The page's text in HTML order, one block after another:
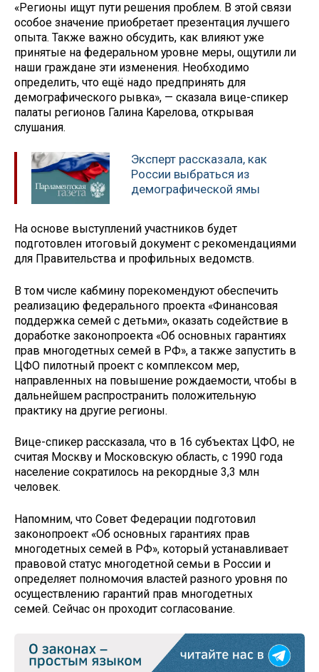
«Регионы ищут пути решения проблем. В этой связи
особое значение приобретает презентация лучшего
опыта. Также важно обсудить, как влияют уже
принятые на федеральном уровне меры, ощутили ли
наши граждане эти изменения. Необходимо
определить, что ещё надо предпринять для
демографического рывка», — сказала вице-спикер
палаты регионов Галина Карелова, открывая
слушания.
Эксперт рассказала, как
России выбраться из
демографической ямы
На основе выступлений участников будет
подготовлен итоговый документ с рекомендациями
для Правительства и профильных ведомств.
В том числе кабмину порекомендуют обеспечить
реализацию федерального проекта «Финансовая
поддержка семей с детьми», оказать содействие в
доработке законопроекта «Об основных гарантиях
прав многодетных семей в РФ», а также запустить в
ЦФО пилотный проект с комплексом мер,
направленных на повышение рождаемости, чтобы в
дальнейшем распространить положительную
практику на другие регионы.
Вице-спикер рассказала, что в 16 субъектах ЦФО, не
считая Москву и Московскую область, с 1990 года
население сократилось на рекордные 3,3 млн
человек.
Напомним, что Совет Федерации подготовил
законопроект «Об основных гарантиях прав
многодетных семей в РФ», который устанавливает
правовой статус многодетной семьи в России и
определяет полномочия властей разного уровня по
осуществлению гарантий прав многодетных
семей. Сейчас он проходит согласование.